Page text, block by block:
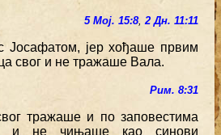
5 Мој. 15:8,2 Дн. 11:11
јер хођаше првим
свог и не тражаше Вала.
Рим. 8:31
тражаше и по заповестима
и не чињаше као синови